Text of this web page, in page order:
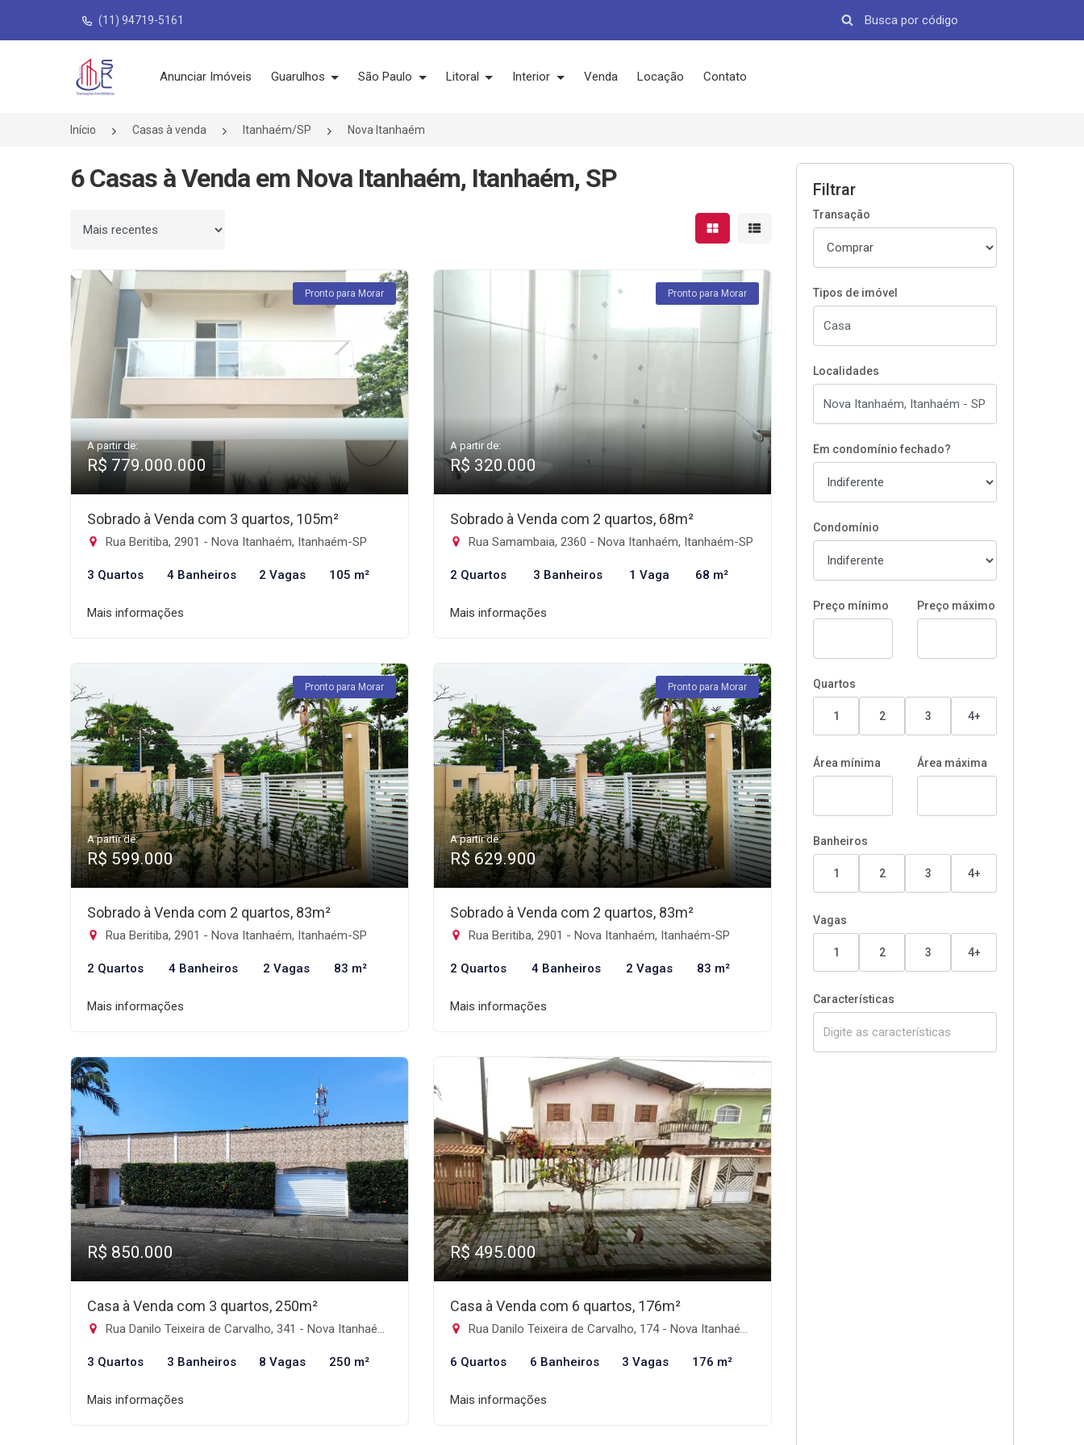
(11) 94719-5161
Página inicial
Anunciar Imóveis Guarulhos São Paulo Litoral Interior Venda Locação Contato
Início Casas à venda Itanhaém/SP Nova Itanhaém
6 Casas à Venda em Nova Itanhaém, Itanhaém, SP
Ordenar por Mostrar resultados em grade
Mostrar resultados em lista
Pronto para Morar
A partir de:
R$ 779.000.000
Sobrado à Venda com 3 quartos, 105m²
Rua Beritiba, 2901 - Nova Itanhaém, Itanhaém-SP
3 Quartos 4 Banheiros 2 Vagas 105 m²
Mais informações
Pronto para Morar
A partir de:
R$ 320.000
Sobrado à Venda com 2 quartos, 68m²
Rua Samambaia, 2360 - Nova Itanhaém, Itanhaém-SP
2 Quartos 3 Banheiros 1 Vaga 68 m²
Mais informações
Pronto para Morar
A partir de:
R$ 599.000
Sobrado à Venda com 2 quartos, 83m²
Rua Beritiba, 2901 - Nova Itanhaém, Itanhaém-SP
2 Quartos 4 Banheiros 2 Vagas 83 m²
Mais informações
Pronto para Morar
A partir de:
R$ 629.900
Sobrado à Venda com 2 quartos, 83m²
Rua Beritiba, 2901 - Nova Itanhaém, Itanhaém-SP
2 Quartos 4 Banheiros 2 Vagas 83 m²
Mais informações
R$ 850.000
Casa à Venda com 3 quartos, 250m²
Rua Danilo Teixeira de Carvalho, 341 - Nova Itanhaém, Itanhaém-SP
3 Quartos 3 Banheiros 8 Vagas 250 m²
Mais informações
R$ 495.000
Casa à Venda com 6 quartos, 176m²
Rua Danilo Teixeira de Carvalho, 174 - Nova Itanhaém, Itanhaém-SP
6 Quartos 6 Banheiros 3 Vagas 176 m²
Mais informações
Filtrar
Transação
Tipos de imóvel
Localidades
Em condomínio fechado?
Condomínio
Preço mínimo Preço máximo
Quartos
1 2 3 4+
Área mínima Área máxima
Banheiros
1 2 3 4+
Vagas
1 2 3 4+
Características